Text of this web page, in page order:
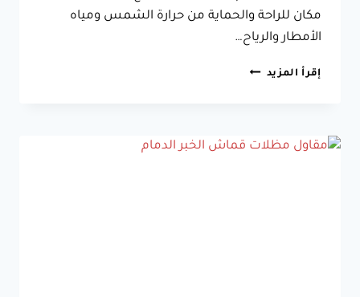
مكان للراحة والحماية من حرارة الشمس ومياه
الأمطار والرياح…
إقرأ المزيد تركيب
جوال:0533038309